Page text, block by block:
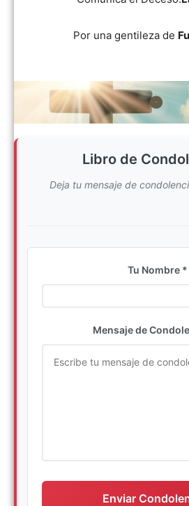
Por una gentileza de
Libro de
Deja tu mensaje de
Tu Nombre *
Mensaje de
Enviar